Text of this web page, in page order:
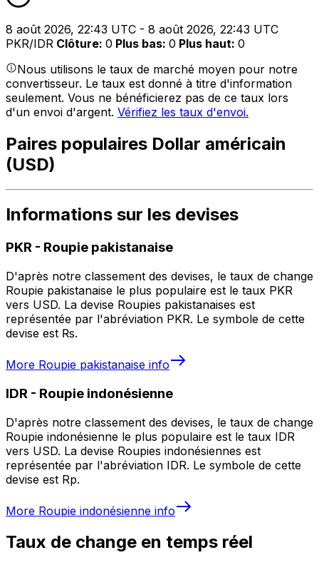
8 août 2026, 22:43 UTC - 8 août 2026, 22:43 UTC
PKR/IDR Clôture: 0 Plus bas: 0 Plus haut: 0
Nous utilisons le taux de marché moyen pour notre
convertisseur. Le taux est donné à titre d'information
seulement. Vous ne bénéficierez pas de ce taux lors
d'un envoi d'argent. Vérifiez les taux d'envoi.
Paires populaires Dollar américain
(USD)
Informations sur les devises
PKR - Roupie pakistanaise
D'après notre classement des devises, le taux de change
Roupie pakistanaise le plus populaire est le taux PKR
vers USD. La devise Roupies pakistanaises est
représentée par l'abréviation PKR. Le symbole de cette
devise est ₨.
More Roupie pakistanaise info
IDR - Roupie indonésienne
D'après notre classement des devises, le taux de change
Roupie indonésienne le plus populaire est le taux IDR
vers USD. La devise Roupies indonésiennes est
représentée par l'abréviation IDR. Le symbole de cette
devise est Rp.
More Roupie indonésienne info
Taux de change en temps réel